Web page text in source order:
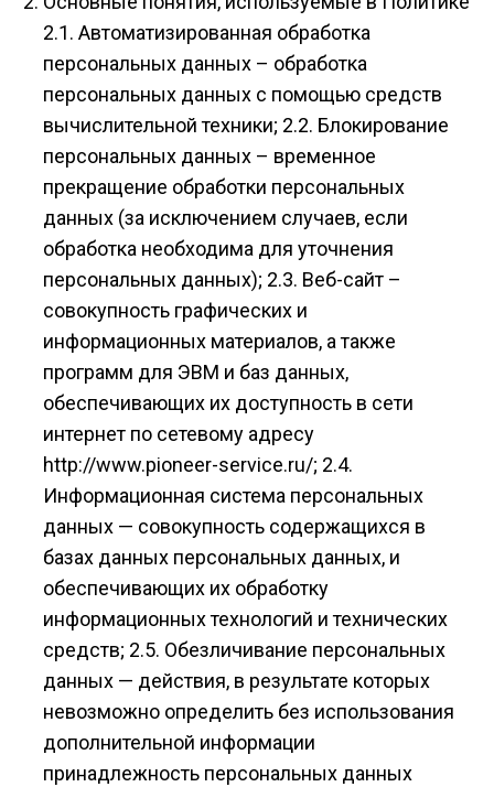
2.1. Автоматизированная обработка
персональных данных – обработка
персональных данных с помощью средств
вычислительной техники; 2.2. Блокирование
персональных данных – временное
прекращение обработки персональных
данных (за исключением случаев, если
обработка необходима для уточнения
персональных данных); 2.3. Веб-сайт –
совокупность графических и
информационных материалов, а также
программ для ЭВМ и баз данных,
обеспечивающих их доступность в сети
интернет по сетевому адресу
http://www.pioneer-service.ru/; 2.4.
Информационная система персональных
данных — совокупность содержащихся в
базах данных персональных данных, и
обеспечивающих их обработку
информационных технологий и технических
средств; 2.5. Обезличивание персональных
данных — действия, в результате которых
невозможно определить без использования
дополнительной информации
принадлежность персональных данных